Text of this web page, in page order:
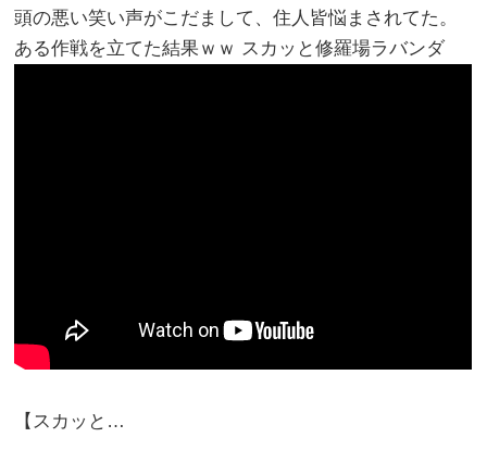
頭の悪い笑い声がこだまして、住人皆悩まされてた。
ある作戦を立てた結果ｗｗ スカッと修羅場ラバンダ
【スカッと…